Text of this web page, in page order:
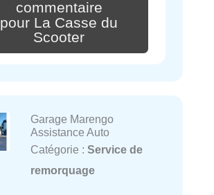
commentaire
pour La Casse du
Scooter
Garage Marengo
Assistance Auto
Catégorie : Service de
remorquage